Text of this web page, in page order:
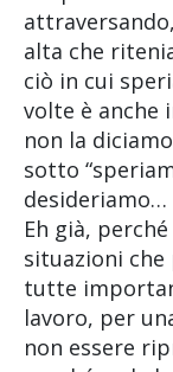
alta che
ciò in cui
volte è anche
non la
sotto
desideriamo…
Eh già,
situazioni
tutte
lavoro, per
non essere